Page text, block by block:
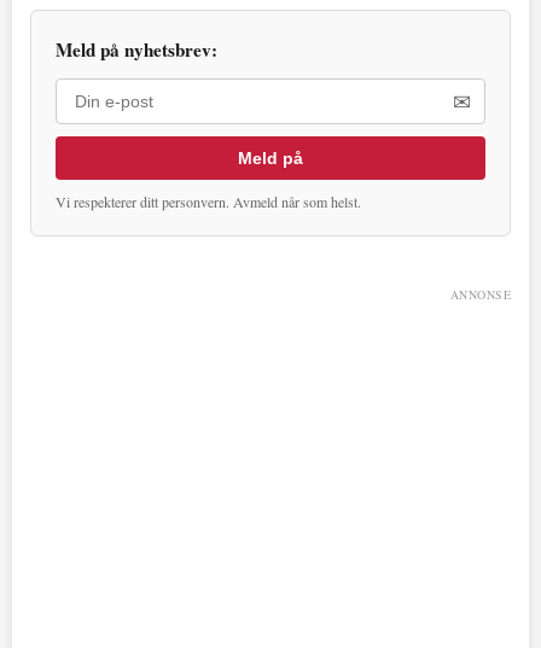
Meld på nyhetsbrev:
✉
Meld på
Vi respekterer ditt personvern. Avmeld når som helst.
ANNONSE